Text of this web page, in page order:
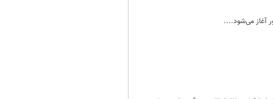
آغاز می‌شود....